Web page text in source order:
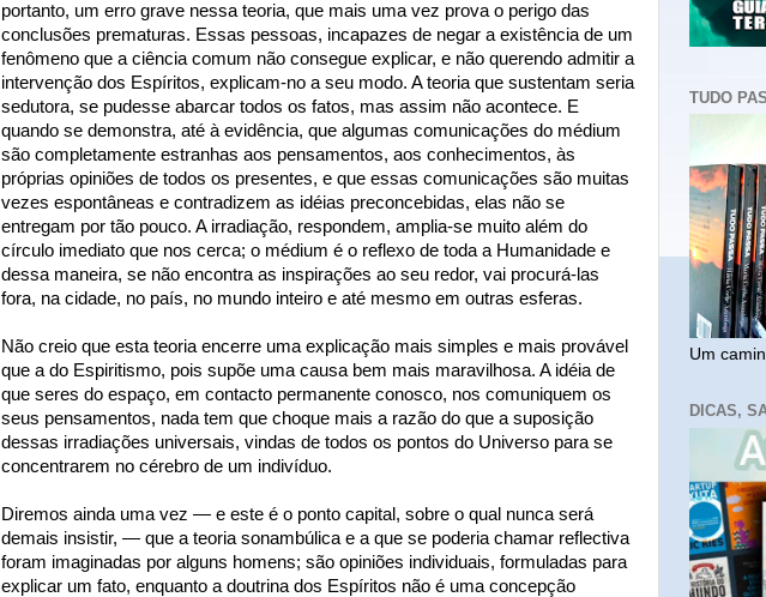
portanto, um erro grave nessa teoria, que mais uma vez prova o perigo das
conclusões prematuras. Essas pessoas, incapazes de negar a existência de um
fenômeno que a ciência comum não consegue explicar, e não querendo admitir a
intervenção dos Espíritos, explicam-no a seu modo. A teoria que sustentam seria
sedutora, se pudesse abarcar todos os fatos, mas assim não acontece. E
quando se demonstra, até à evidência, que algumas comunicações do médium
são completamente estranhas aos pensamentos, aos conhecimentos, às
próprias opiniões de todos os presentes, e que essas comunicações são muitas
vezes espontâneas e contradizem as idéias preconcebidas, elas não se
entregam por tão pouco. A irradiação, respondem, amplia-se muito além do
círculo imediato que nos cerca; o médium é o reflexo de toda a Humanidade e
dessa maneira, se não encontra as inspirações ao seu redor, vai procurá-las
fora, na cidade, no país, no mundo inteiro e até mesmo em outras esferas.
Não creio que esta teoria encerre uma explicação mais simples e mais provável
que a do Espiritismo, pois supõe uma causa bem mais maravilhosa. A idéia de
que seres do espaço, em contacto permanente conosco, nos comuniquem os
seus pensamentos, nada tem que choque mais a razão do que a suposição
dessas irradiações universais, vindas de todos os pontos do Universo para se
concentrarem no cérebro de um indivíduo.
Diremos ainda uma vez — e este é o ponto capital, sobre o qual nunca será
demais insistir, — que a teoria sonambúlica e a que se poderia chamar reflectiva
foram imaginadas por alguns homens; são opiniões individuais, formuladas para
explicar um fato, enquanto a doutrina dos Espíritos não é uma concepção
TUDO
Um
DICAS,